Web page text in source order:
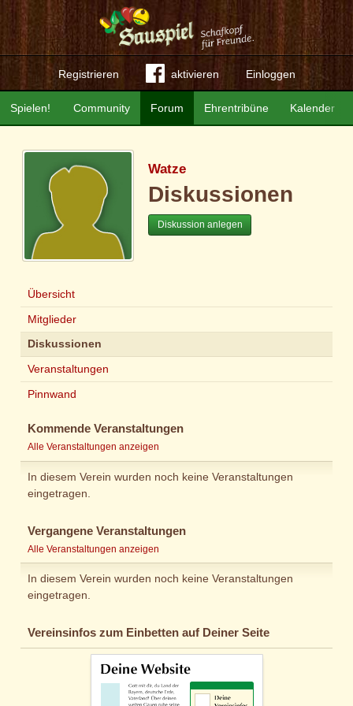
Registrieren aktivieren Einloggen
Community Forum Ehrentribüne Kalender
Spielen!
Watze
Diskussionen
Diskussion anlegen
Übersicht
Mitglieder
Diskussionen
Veranstaltungen
Pinnwand
Kommende Veranstaltungen
Alle Veranstaltungen anzeigen
In diesem Verein wurden noch keine Veranstaltungen
eingetragen.
Vergangene Veranstaltungen
Alle Veranstaltungen anzeigen
In diesem Verein wurden noch keine Veranstaltungen
eingetragen.
Vereinsinfos zum Einbetten auf Deiner Seite